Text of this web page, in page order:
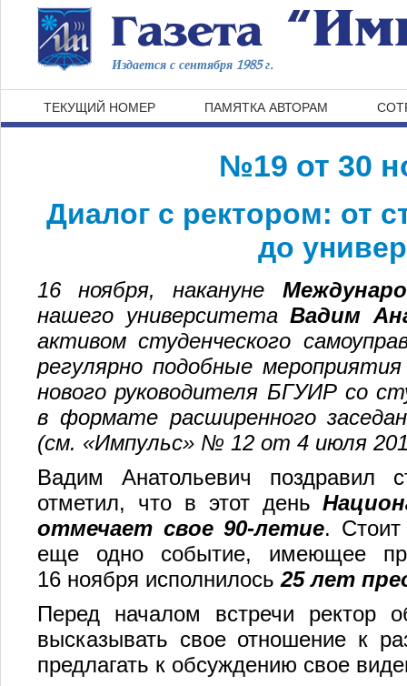
Издается с сентября 1985 г.
ТЕКУЩИЙ НОМЕР ПАМЯТКА АВТОРАМ
№19 от 30
Диалог с ректором: от
до
16 ноября, накануне
нашего университета Вадим
активом студенческого
регулярно подобные
нового руководителя БГУИР со
в формате расширенного
(см. «Импульс» № 12 от 4 июля
Вадим Анатольевич поздравил
отметил, что в этот день
отмечает свое 90-летие.
еще одно событие, имеющее
16 ноября исполнилось 25 лет
Перед началом встречи ректор
высказывать свое отношение к
предлагать к обсуждению свое